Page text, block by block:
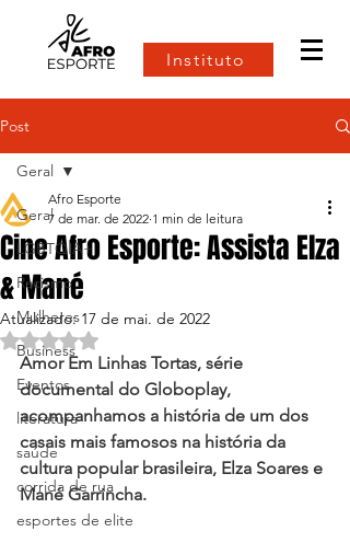
Instituto
Post
Geral
LGBTQIA+
Racismo
Mulheres
Business
Eventos
literatura
saúde
corrida de rua
esportes de elite
Geral
Cine Afro Esporte: Assista Elza
& Mané
Afro Esporte
7 de mar. de 2022 1 min de leitura
Atualizado:17 de mai. de 2022
Avaliado com NaN de 5 estrelas.
Amor Em Linhas Tortas, série
documental do Globoplay,
acompanhamos a história de um dos
casais mais famosos na história da
cultura popular brasileira, Elza Soares e
Mané Garrincha.